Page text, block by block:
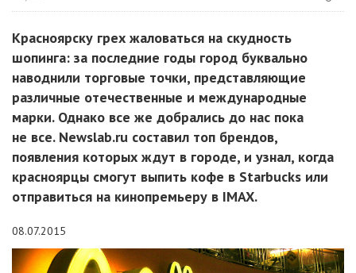
Красноярску грех жаловаться на скудность
шопинга: за последние годы город буквально
наводнили торговые точки, представляющие
различные отечественные и международные
марки. Однако все же добрались до нас пока
не все. Newslab.ru составил топ брендов,
появления которых ждут в городе, и узнал, когда
красноярцы смогут выпить кофе в Starbucks или
отправиться на кинопремьеру в IMAX.
08.07.2015